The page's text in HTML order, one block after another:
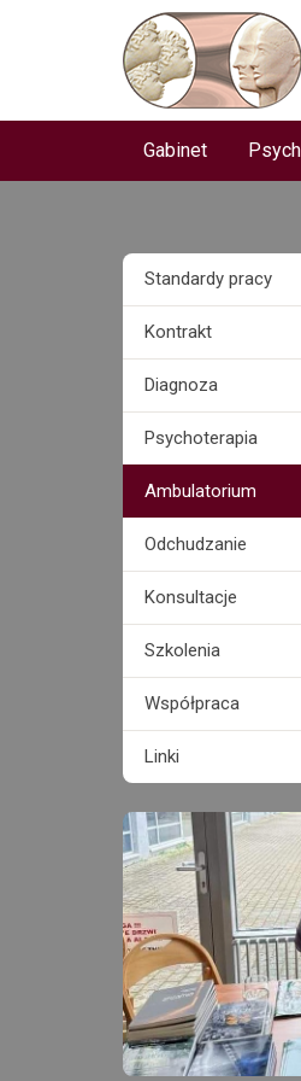
Gabinet
Standardy pracy
Kontrakt
Diagnoza
Psychoterapia
Ambulatorium
Odchudzanie
Konsultacje
Szkolenia
Współpraca
Linki